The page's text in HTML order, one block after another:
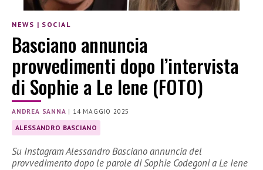
NEWS | SOCIAL
Basciano annuncia
provvedimenti dopo l’intervista
di Sophie a Le Iene (FOTO)
ANDREA SANNA | 14 MAGGIO 2025
ALESSANDRO BASCIANO
Su Instagram Alessandro Basciano annuncia del
provvedimento dopo le parole di Sophie Codegoni a Le Iene